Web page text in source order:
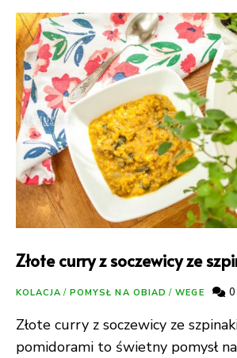
Złote curry z soczewicy ze
KOLACJA / POMYSŁ NA OBIAD / WEGE 0
Złote curry z soczewicy ze
pomidorami to świetny pomysł